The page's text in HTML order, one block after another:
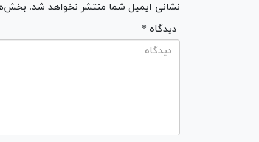
نشانی ایمیل شما منتشر نخواهد شد.
* دیدگاه